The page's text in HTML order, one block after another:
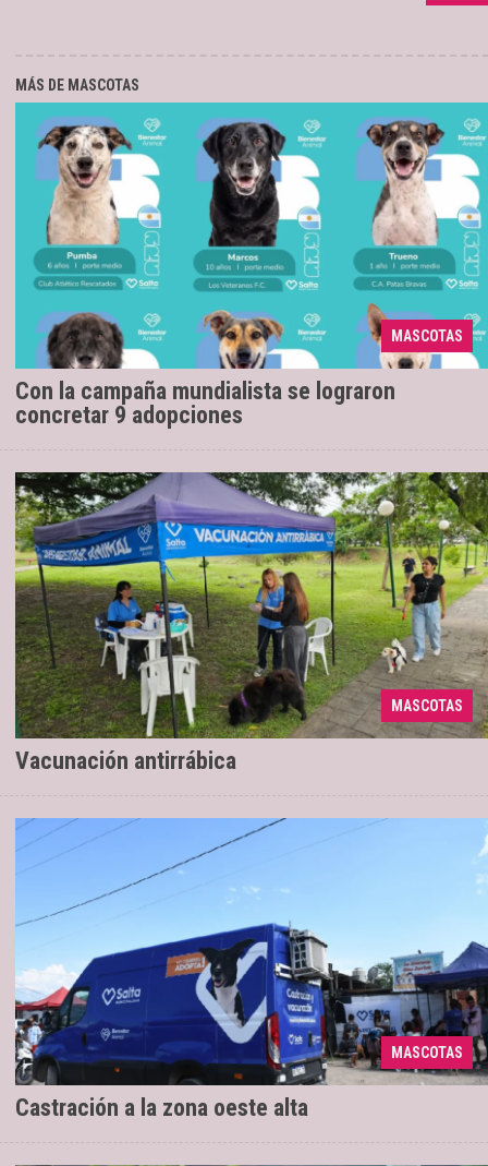
MÁS DE MASCOTAS
MASCOTAS
Con la campaña mundialista se lograron
concretar 9 adopciones
19/05/2026 La iniciativa se desarrolla con éxito.
MASCOTAS
Vacunación antirrábica
31/03/2026 En barrio Grand Bourg
MASCOTAS
Castración a la zona oeste alta
18/03/2026 Los días miércoles 25, jueves 26 y viernes
27